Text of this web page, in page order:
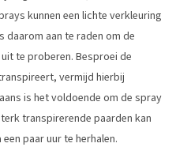
kunnen een lichte verkleuring
daarom aan te raden om de
te proberen. Besproei de
vermijd hierbij
is het voldoende om de spray
transpirerende paarden kan
paar uur te herhalen.